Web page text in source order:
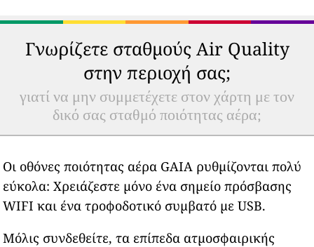
Γνωρίζετε σταθμούς Air Quality
στην περιοχή σας;
γιατί να μην συμμετέχετε στον χάρτη με τον
δικό σας σταθμό ποιότητας αέρα;
Οι οθόνες ποιότητας αέρα GAIA ρυθμίζονται πολύ
εύκολα: Χρειάζεστε μόνο ένα σημείο πρόσβασης
WIFI και ένα τροφοδοτικό συμβατό με USB.
Μόλις συνδεθείτε, τα επίπεδα ατμοσφαιρικής